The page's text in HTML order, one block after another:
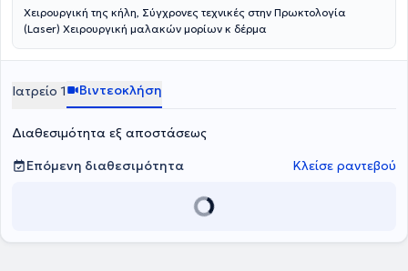
Χειρουργική της κήλη, Σύγχρονες τεχνικές στην Πρωκτολογία
(Laser) Χειρουργική μαλακών μορίων κ δέρμα
Ιατρείο 1 Βιντεοκλήση
Διαθεσιμότητα εξ αποστάσεως
Επόμενη διαθεσιμότητα
Κλείσε ραντεβού